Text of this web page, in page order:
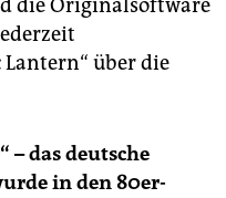
die Originalsoftware
über die
– das deutsche
in den 80er-